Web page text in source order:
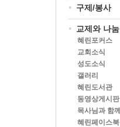
구제/봉사
교제와 나눔
혜린포커스
교회소식
성도소식
갤러리
혜린도서관
동영상게시판
목사님과 함께
혜린페이스북